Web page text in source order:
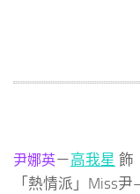
尹娜英－高我星 飾
「熱情派」Miss